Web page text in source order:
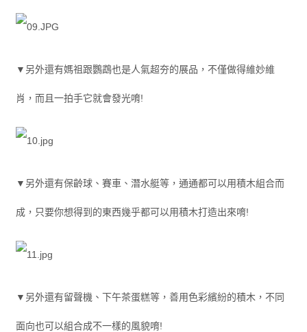
▼另外還有媽祖跟鸚鵡也是人氣超夯的展品，不僅做得維妙維
肖，而且一拍手它就會發光唷!
▼另外還有保齡球、賽車、潛水艇等，通通都可以用積木組合而
成，只要你想得到的東西幾乎都可以用積木打造出來唷!
▼另外還有留聲機、下午茶蛋糕等，善用色彩繽紛的積木，不同
面向也可以組合成不一樣的風貌唷!